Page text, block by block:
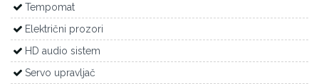
Tempomat
Električni prozori
HD audio sistem
Servo upravljač